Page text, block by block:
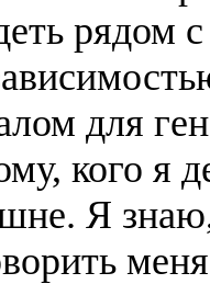
рядом
для
кого я
Я